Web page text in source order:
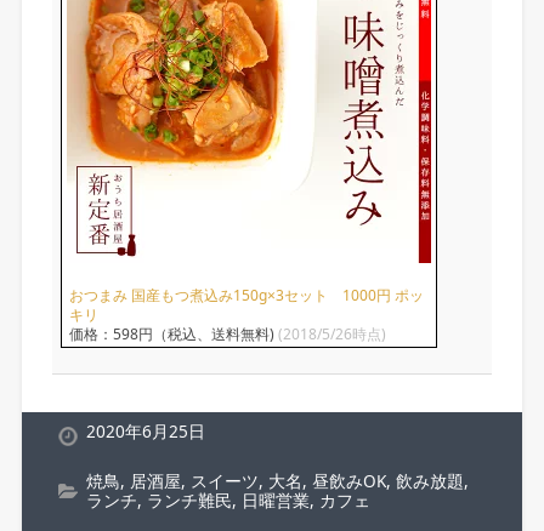
おつまみ 国産もつ煮込み150g×3セット 1000円 ポッ
キリ
価格：598円（税込、送料無料) (2018/5/26時点)
2020年6月25日
焼鳥, 居酒屋, スイーツ, 大名, 昼飲みOK, 飲み放題,
ランチ, ランチ難民, 日曜営業, カフェ